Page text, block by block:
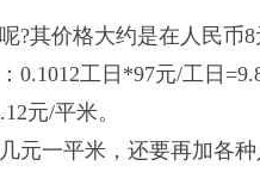
价格大约是在人民币8
工日*97元/工日
元/平米。
一平米，还要再加各种